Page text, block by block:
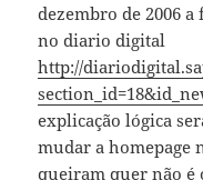
dezembro de 2006
no diario digital
http://
explicação lógica
mudar a
queiram quer não é